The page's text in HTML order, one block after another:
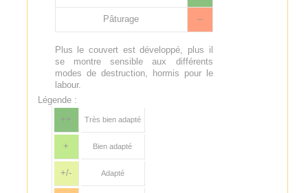
Pâturage --
Plus le couvert est développé, plus il
se montre sensible aux différents
modes de destruction, hormis pour le
labour.
Légende :
++
Très bien adapté
+ Bien adapté
+/- Adapté